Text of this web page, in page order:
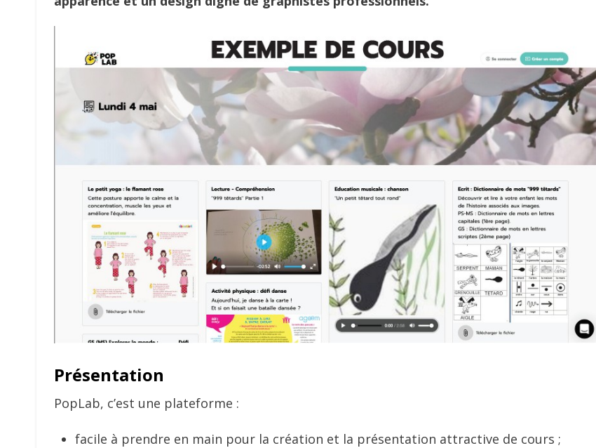
Présentation
PopLab, c’est une plateforme :
facile à prendre en main pour la création et la présentation attractive de cours ;